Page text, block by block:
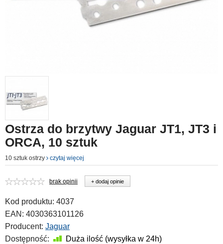
Ostrza do brzytwy Jaguar JT1, JT3 i
ORCA, 10 sztuk
10 sztuk ostrzy czytaj więcej
brak opinii + dodaj opinie
Kod produktu: 4037
EAN: 4030363101126
Producent: Jaguar
Dostępność:
Duża ilość (wysyłka w 24h)